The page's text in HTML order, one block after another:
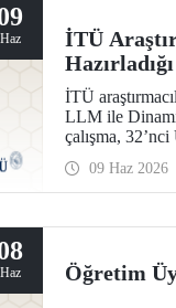
Haz
İTÜ
Ödülü
İTÜ
LLM ile
çalışma,
09 Haz 2026
Haz Öğretim